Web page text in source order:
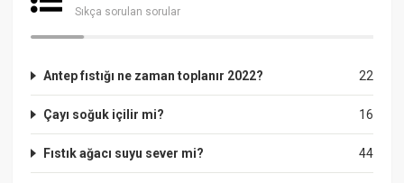
Sıkça sorulan sorular
22
Antep fıstığı ne zaman toplanır 2022?
16
Çayı soğuk içilir mi?
44
Fıstık ağacı suyu sever mi?